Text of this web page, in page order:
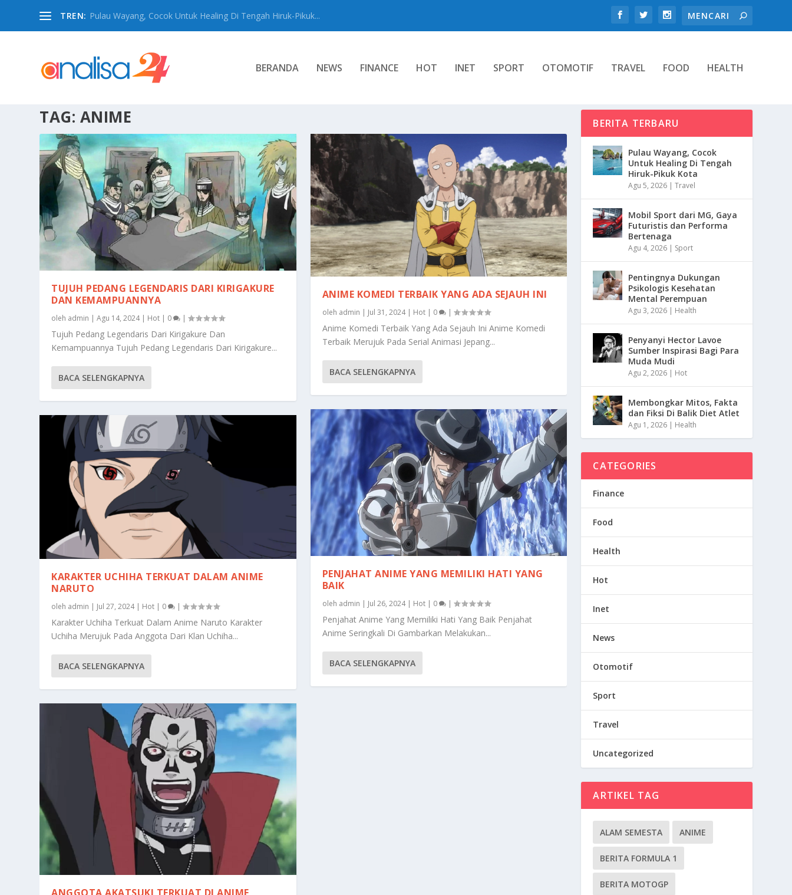
TREN: Pulau Wayang, Cocok Untuk Healing Di Tengah Hiruk-Pikuk...
BERANDA NEWS FINANCE HOT INET SPORT OTOMOTIF TRAVEL FOOD HEALTH
TAG: ANIME
TUJUH PEDANG LEGENDARIS DARI KIRIGAKURE
DAN KEMAMPUANNYA
oleh admin |Agu 14, 2024| Hot 0 |
Tujuh Pedang Legendaris Dari Kirigakure Dan
Kemampuannya Tujuh Pedang Legendaris Dari Kirigakure...
BACA SELENGKAPNYA
KARAKTER UCHIHA TERKUAT DALAM ANIME
NARUTO
oleh admin | Jul 27, 2024| Hot | 0 |
Karakter Uchiha Terkuat Dalam Anime Naruto Karakter
Uchiha Merujuk Pada Anggota Dari Klan Uchiha...
BACA SELENGKAPNYA
ANIME KOMEDI TERBAIK YANG ADA SEJAUH INI
oleh admin | Jul 31, 2024| Hot| 0 |
Anime Komedi Terbaik Yang Ada Sejauh Ini Anime Komedi
Terbaik Merujuk Pada Serial Animasi Jepang...
BACA SELENGKAPNYA
PENJAHAT ANIME YANG MEMILIKI HATI YANG
BAIK
oleh admin | Jul 26, 2024| Hot| 0 |
Penjahat Anime Yang Memiliki Hati Yang Baik Penjahat
Anime Seringkali Di Gambarkan Melakukan...
BACA SELENGKAPNYA
BERITA TERBARU
Pulau Wayang, Cocok
Untuk Healing Di Tengah
Hiruk-Pikuk Kota
Agu 5, 2026 |Travel
Mobil Sport dari MG, Gaya
Futuristis dan Performa
Bertenaga
Agu 4, 2026 | Sport
Pentingnya Dukungan
Psikologis Kesehatan
Mental Perempuan
Agu 3, 2026 | Health
Penyanyi Hector Lavoe
Sumber Inspirasi Bagi Para
Muda Mudi
Agu 2, 2026 | Hot
Membongkar Mitos, Fakta
dan Fiksi Di Balik Diet Atlet
Agu 1, 2026 | Health
CATEGORIES
Finance
Food
Health
Hot
Inet
News
Otomotif
Sport
Travel
Uncategorized
ARTIKEL TAG
ALAM SEMESTA ANIME
BERITA FORMULA 1
BERITA MOTOGP